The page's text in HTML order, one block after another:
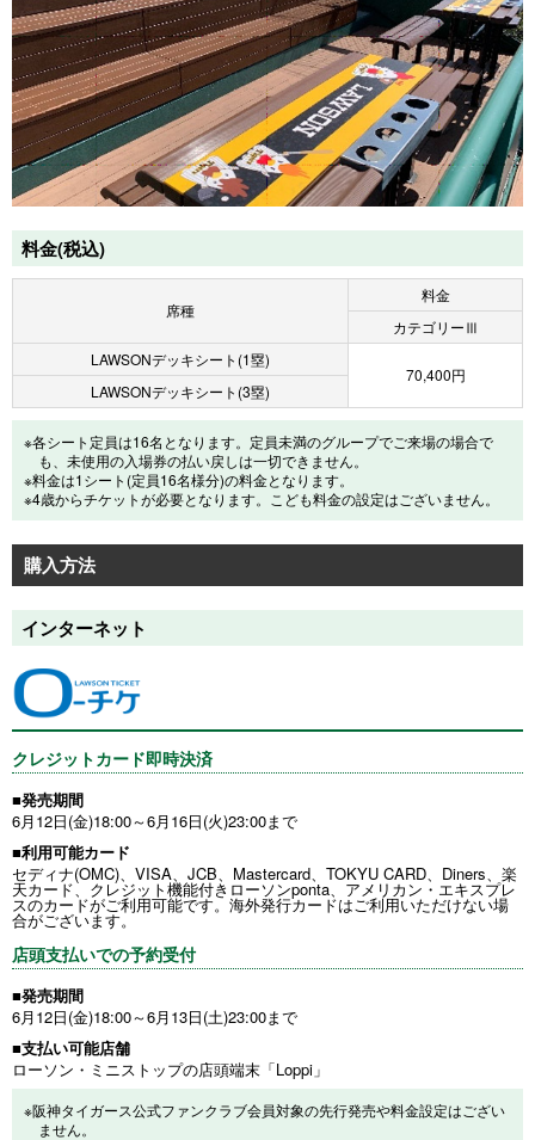
料金(税込)
席種
料金
カテゴリーⅢ
LAWSONデッキシート(1塁)
70,400円
LAWSONデッキシート(3塁)
※各シート定員は16名となります。定員未満のグループでご来場の場合で
も、未使用の入場券の払い戻しは一切できません。
※料金は1シート(定員16名様分)の料金となります。
※4歳からチケットが必要となります。こども料金の設定はございません。
購入方法
インターネット
クレジットカード即時決済
■発売期間
6月12日(金)18:00～6月16日(火)23:00まで
■利用可能カード
セディナ(OMC)、VISA、JCB、Mastercard、TOKYU CARD、Diners、楽
天カード、クレジット機能付きローソンponta、アメリカン・エキスプレ
スのカードがご利用可能です。海外発行カードはご利用いただけない場
合がございます。
店頭支払いでの予約受付
■発売期間
6月12日(金)18:00～6月13日(土)23:00まで
■支払い可能店舗
ローソン・ミニストップの店頭端末「Loppi」
※阪神タイガース公式ファンクラブ会員対象の先行発売や料金設定はござい
ません。